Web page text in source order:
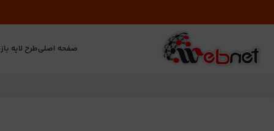
صفحه اصلیطرح لایه باز